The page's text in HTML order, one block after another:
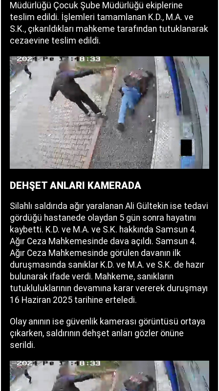
Müdürlüğü Çocuk Şube Müdürlüğü ekiplerine
teslim edildi. İşlemleri tamamlanan K.D., M.A. ve
S.K., çıkarıldıkları mahkeme tarafından tutuklanarak
cezaevine teslim edildi.
DEHŞET ANLARI KAMERADA
Silahlı saldırıda ağır yaralanan Ali Gültekin ise tedavi
gördüğü hastanede olaydan 5 gün sonra hayatını
kaybetti. K.D. ve M.A. ve S.K. hakkında Samsun 4.
Ağır Ceza Mahkemesinde dava açıldı. Samsun 4.
Ağır Ceza Mahkemesinde görülen davanın ilk
duruşmasında sanıklar K.D. ve M.A. ve S.K. de hazır
bulunarak ifade verdi. Mahkeme, sanıkların
tutukluluklarının devamına karar vererek duruşmayı
16 Haziran 2025 tarihine erteledi.
Olay anının ise güvenlik kamerası görüntüsü ortaya
çıkarken, saldırının dehşet anları gözler önüne
serildi.